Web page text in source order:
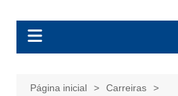
BolsasEAD
Página inicial
Carreiras